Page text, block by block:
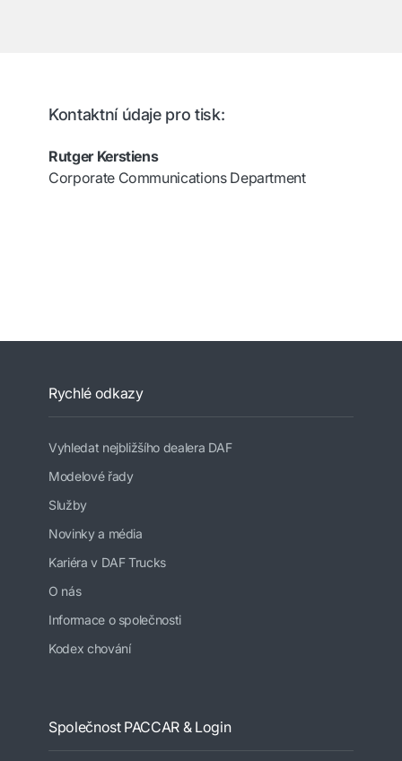
Kontaktní údaje pro tisk:
Rutger Kerstiens
Corporate Communications Department
Rychlé odkazy
Vyhledat nejbližšího dealera DAF
Modelové řady
Služby
Novinky a média
Kariéra v DAF Trucks
O nás
Informace o společnosti
Kodex chování
Společnost PACCAR & Login